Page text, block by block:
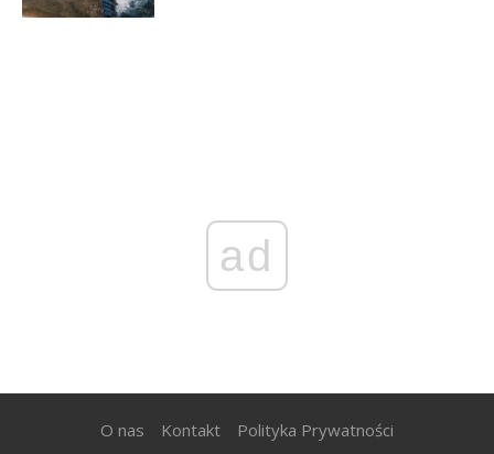
ad
O nas Kontakt Polityka Prywatności